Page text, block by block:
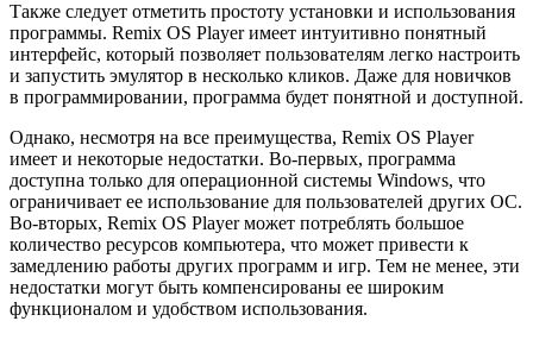
Также следует отметить простоту установки и использования
программы. Remix OS Player имеет интуитивно понятный
интерфейс, который позволяет пользователям легко настроить
и запустить эмулятор в несколько кликов. Даже для новичков
в программировании, программа будет понятной и доступной.
Однако, несмотря на все преимущества, Remix OS Player
имеет и некоторые недостатки. Во-первых, программа
доступна только для операционной системы Windows, что
ограничивает ее использование для пользователей других ОС.
Во-вторых, Remix OS Player может потреблять большое
количество ресурсов компьютера, что может привести к
замедлению работы других программ и игр. Тем не менее, эти
недостатки могут быть компенсированы ее широким
функционалом и удобством использования.